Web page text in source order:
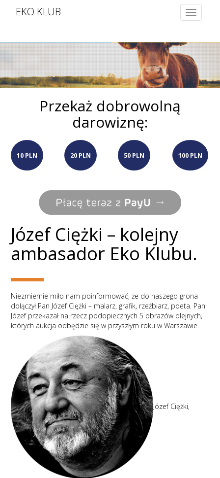
EKO KLUB
Toggle
Przekaż dobrowolną
darowiznę:
10 PLN 20 PLN 50 PLN 100 PLN
Józef Ciężki – kolejny
ambasador Eko Klubu.
Niezmiernie miło nam poinformować, że do naszego grona
dołączył Pan Józef Ciężki – malarz, grafik, rzeźbiarz, poeta. Pan
Józef przekazał na rzecz podopiecznych 5 obrazów olejnych,
których aukcja odbędzie się w przyszłym roku w Warszawie.
Józef Ciężki,